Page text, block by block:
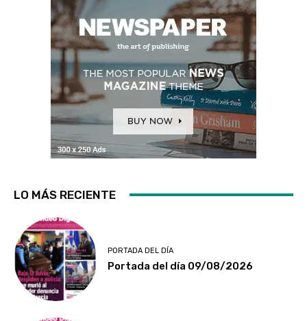
LO MÁS RECIENTE
PORTADA DEL DÍA
Portada del día 09/08/2026